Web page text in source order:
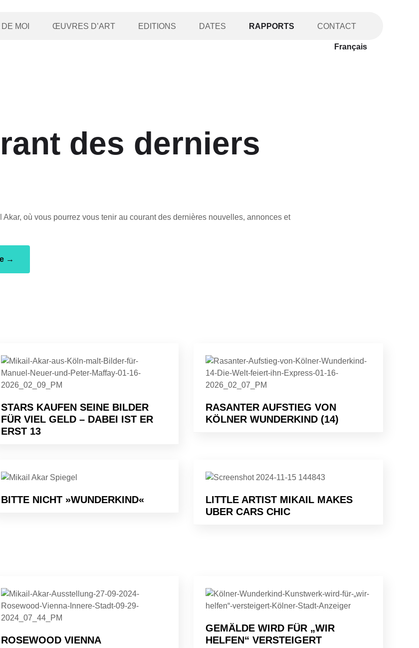
MOI ŒUVRES D’ART EDITIONS DATES RAPPORTS CONTACT
Français
des derniers
où vous pourrez vous tenir au courant des dernières nouvelles, annonces et
→
STARS KAUFEN SEINE BILDER
FÜR VIEL GELD – DABEI IST ER
ERST 13
RASANTER AUFSTIEG VON
KÖLNER WUNDERKIND (14)
BITTE NICHT »WUNDERKIND«
LITTLE ARTIST MIKAIL MAKES
UBER CARS CHIC
ROSEWOOD VIENNA
GEMÄLDE WIRD FÜR „WIR
HELFEN“ VERSTEIGERT